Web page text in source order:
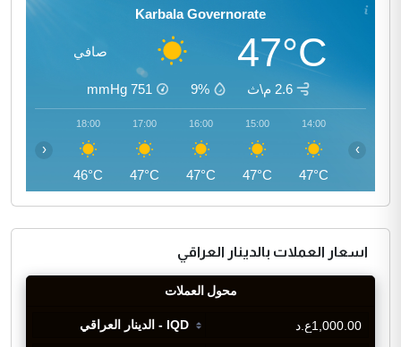
Karbala Governorate
47°C صافي
2.6 م\ث 9%
751
mmHg
14:00
47°C
15:00
47°C
16:00
47°C
17:00
47°C
18:00
46°C
‹ ›
اسعار العملات بالدينار العراقي